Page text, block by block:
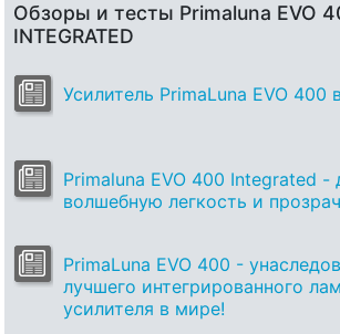
Обзоры и тесты Primaluna EVO
INTEGRATED
Усилитель PrimaLuna EVO 400
Primaluna EVO 400 Integrated -
волшебную легкость и
PrimaLuna EVO 400 -
лучшего интегрированного
усилителя в мире!